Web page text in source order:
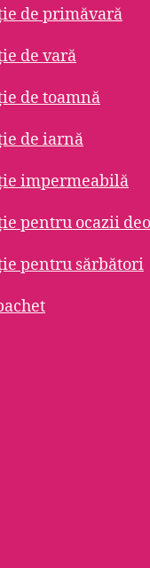
de primăvară
de vară
de toamnă
de iarnă
impermeabilă
pentru ocazii
pentru sărbători